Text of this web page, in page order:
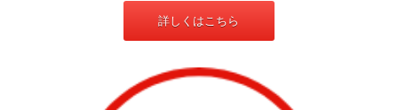
詳しくはこちら